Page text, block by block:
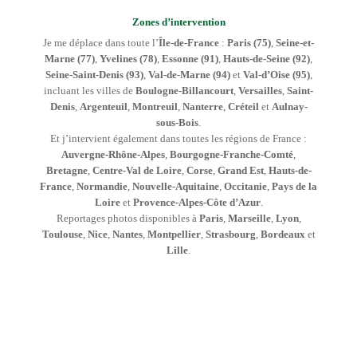
Zones d’intervention
Je me déplace dans toute l’Île-de-France : Paris (75) Seine-et-
Marne (77) Yvelines (78) Essonne (91) Hauts-de-Seine (92)
Seine-Saint-Denis (93), Val-de-Marne (94)et Val-d’Oise (95),
incluant les villes de Boulogne-Billancourt Versailles Saint-
Denis, Argenteuil Montreuil Nanterre, Créteil et Aulnay-
sous-Bois
Et j’intervient également dans toutes les régions de France :
Auvergne-Rhône-Alpes Bourgogne-Franche-Comté
Bretagne, Centre-Val de Loire, Corse, Grand Est, Hauts-de-
France Normandie Nouvelle-Aquitaine Occitanie Pays de la
Loireet Provence-Alpes-Côte d’Azur.
Reportages photos disponibles à Paris, Marseille, Lyon,
Toulouse, Nice, Nantes, Montpellier, Strasbourg Bordeaux et
Lille